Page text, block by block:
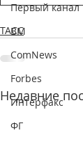
Первый канал
ВМ
ComNews
Forbes
Интерфакс
ФГ
ТАСС
Недавние